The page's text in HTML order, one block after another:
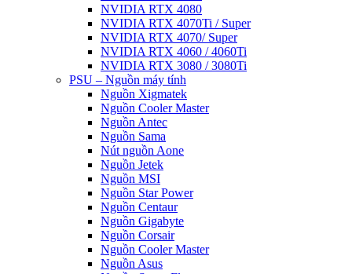
NVIDIA RTX 4080
NVIDIA RTX 4070Ti / Super
NVIDIA RTX 4070/ Super
NVIDIA RTX 4060 / 4060Ti
NVIDIA RTX 3080 / 3080Ti
PSU – Nguồn máy tính
Nguồn Xigmatek
Nguồn Cooler Master
Nguồn Antec
Nguồn Sama
Nút nguồn Aone
Nguồn Jetek
Nguồn MSI
Nguồn Star Power
Nguồn Centaur
Nguồn Gigabyte
Nguồn Corsair
Nguồn Cooler Master
Nguồn Asus